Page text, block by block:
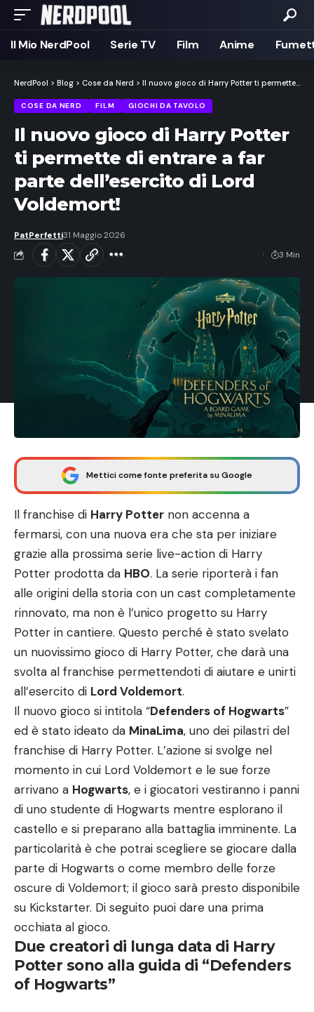
Il Mio NerdPool Serie TV Film Anime
NerdPool > Blog > Cose da Nerd > Il nuovo gioco di Harry Potter ti permette di entrare a far parte dell’esercito di Lord Voldemort!
COSE DA NERD FILM GIOCHI DA TAVOLO
Il nuovo gioco di Harry Potter
ti permette di entrare a far
parte dell’esercito di Lord
Voldemort!
PatPerfetti31 Maggio 2026
3 Min
Mettici come fonte preferita su Google
Il franchise di Harry Potter non accenna a
fermarsi, con una nuova era che sta per iniziare
grazie alla prossima serie live-action di Harry
Potter prodotta da HBO. La serie riporterà i fan
alle origini della storia con un cast completamente
rinnovato, ma non è l’unico progetto su Harry
Potter in cantiere. Questo perché è stato svelato
un nuovissimo gioco di Harry Potter, che darà una
svolta al franchise permettendoti di aiutare e unirti
all’esercito di Lord Voldemort.
Il nuovo gioco si intitola “Defenders of Hogwarts”
ed è stato ideato da MinaLima, uno dei pilastri del
franchise di Harry Potter. L’azione si svolge nel
momento in cui Lord Voldemort e le sue forze
arrivano a Hogwarts, e i giocatori vestiranno i panni
di uno studente di Hogwarts mentre esplorano il
castello e si preparano alla battaglia imminente. La
particolarità è che potrai scegliere se giocare dalla
parte di Hogwarts o come membro delle forze
oscure di Voldemort; il gioco sarà presto disponibile
su Kickstarter. Di seguito puoi dare una prima
occhiata al gioco.
Due creatori di lunga data di Harry
Potter sono alla guida di “Defenders
of Hogwarts”